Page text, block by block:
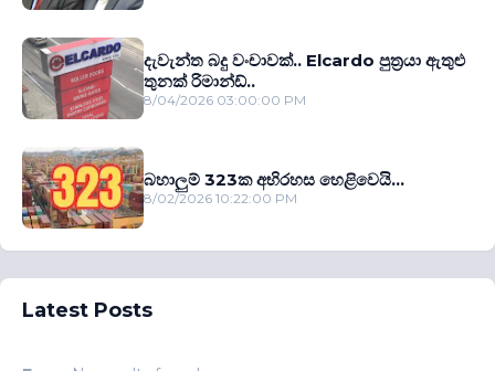
දැවැන්ත බදු වංචාවක්.. Elcardo පුත‍්‍රයා ඇතුළු
තුනක් රිමාන්ඩ්..
8/04/2026 03:00:00 PM
බහාලුම් 323ක අභිරහස හෙළිවෙයි...
8/02/2026 10:22:00 PM
Latest Posts